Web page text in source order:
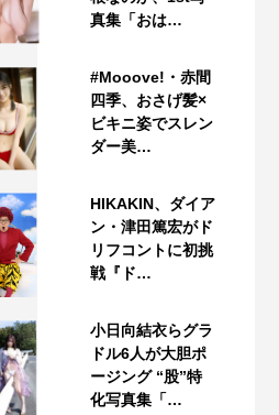
真集「おは…
#Mooove!・赤間
四季、おさげ髪×
ビキニ姿でスレン
ダー美…
HIKAKIN、ダイア
ン・津田篤宏がド
リフコントに初挑
戦『ド…
小日向結衣らグラ
ドル6人が大胆ポ
ージング “股”特
化写真集「…